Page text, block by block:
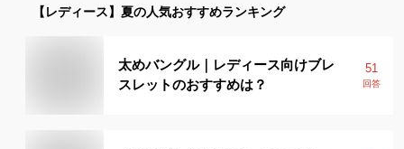
【レディース】 夏の人気おすすめランキング
太めバングル｜レディース向けブレ
スレットのおすすめは？
51
回答